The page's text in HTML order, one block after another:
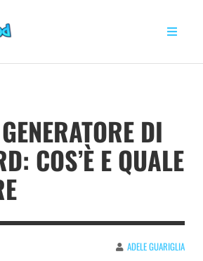
DI
COS’È E QUALE
ADELE GUARIGLIA